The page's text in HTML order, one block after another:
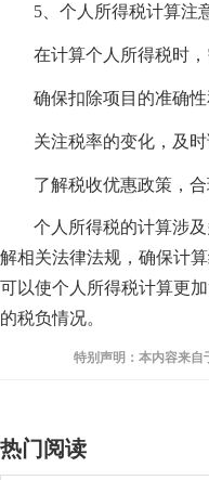
5、个人所得税计算注
在计算个人所得税时
确保扣除项目的准确性
关注税率的变化，及时
了解税收优惠政策，合
个人所得税的计算涉
解相关法律法规，确保计
可以使个人所得税计算更
的税负情况。
特别声明：本内容来自
热门阅读